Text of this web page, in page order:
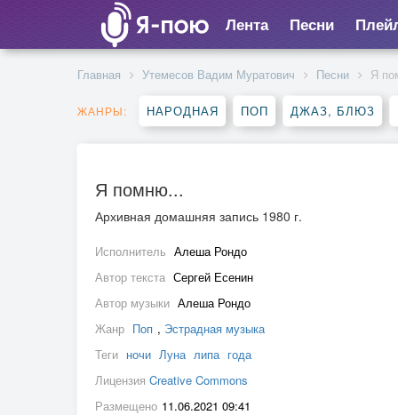
Лента Песни
Главная Утемесов Вадим Муратович Песни Я
ЖАНРЫ: НАРОДНАЯ ПОП ДЖАЗ, БЛЮЗ
Я помню...
Архивная домашняя запись 1980 г.
Исполнитель Алеша Рондо
Автор текста Сергей Есенин
Автор музыки Алеша Рондо
Жанр Поп , Эстрадная музыка
Теги ночи Луна липа года
Лицензия Creative Commons
Размещено 11.06.2021 09:41